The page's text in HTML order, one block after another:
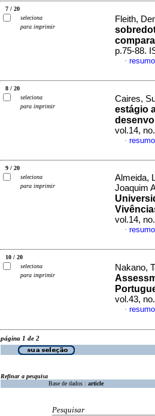
7 / 20
seleciona
para imprimir
Fleith,
p.75-88.
·
8 / 20
seleciona
para imprimir
Caires,
estágio
vol.14,
·
9 / 20
seleciona
para imprimir
Almeida,
Joaquim
vol.14,
·
10 / 20
seleciona
para imprimir
Nakano,
vol.43,
·
página 1 de 2
Refinar a pesquisa
Base de dados : article
Pesquisar